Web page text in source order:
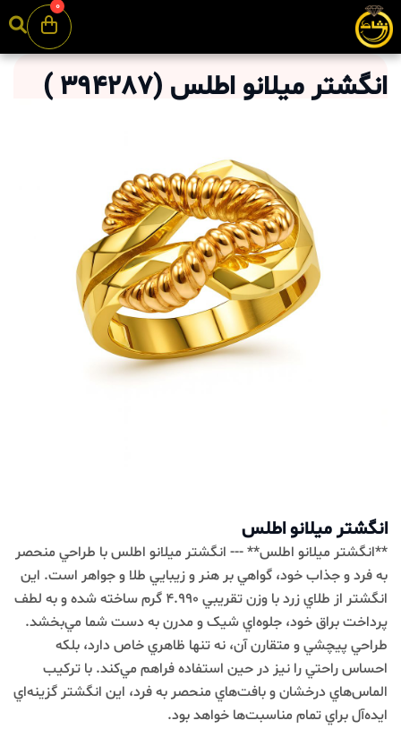
انگشتر میلانو اطلس(
394287
)
انگشتر میلانو اطلس
**انگشتر ميلانو اطلس** --- انگشتر ميلانو اطلس با طراحي منحصر
به فرد و جذاب خود، گواهي بر هنر و زيبايي طلا و جواهر است. اين
انگشتر از طلاي زرد با وزن تقريبي 4.990 گرم ساخته شده و به لطف
پرداخت براق خود، جلوه‌اي شيک و مدرن به دست شما مي‌بخشد.
طراحي پيچشي و متقارن آن، نه تنها ظاهري خاص دارد، بلکه
احساس راحتي را نيز در حين استفاده فراهم مي‌کند. با ترکيب
الماس‌هاي درخشان و بافت‌هاي منحصر به فرد، اين انگشتر گزينه‌اي
ايده‌آل براي تمام مناسبت‌ها خواهد بود.